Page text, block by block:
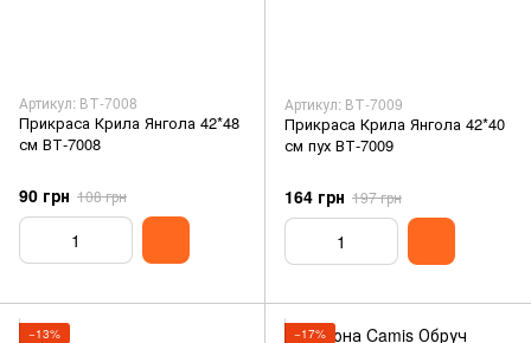
Артикул: ВТ-7008
Прикраса Крила Янгола 42*48
см ВТ-7008
90 грн 108 грн
Артикул: ВТ-7009
Прикраса Крила Янгола 42*40
см пух ВТ-7009
164 грн 197 грн
−13% −17%